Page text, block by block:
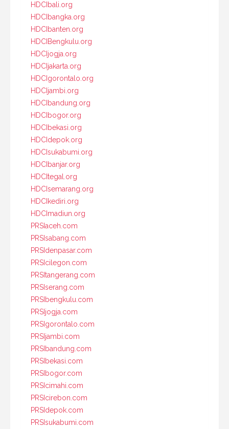
HDCIbali.org
HDCIbangka.org
HDCIbanten.org
HDCIBengkulu.org
HDCIjogja.org
HDCIjakarta.org
HDCIgorontalo.org
HDCIjambi.org
HDCIbandung.org
HDCIbogor.org
HDCIbekasi.org
HDCIdepok.org
HDCIsukabumi.org
HDCIbanjar.org
HDCItegal.org
HDCIsemarang.org
HDCIkediri.org
HDCImadiun.org
PRSIaceh.com
PRSIsabang.com
PRSIdenpasar.com
PRSIcilegon.com
PRSItangerang.com
PRSIserang.com
PRSIbengkulu.com
PRSIjogja.com
PRSIgorontalo.com
PRSIjambi.com
PRSIbandung.com
PRSIbekasi.com
PRSIbogor.com
PRSIcimahi.com
PRSIcirebon.com
PRSIdepok.com
PRSIsukabumi.com